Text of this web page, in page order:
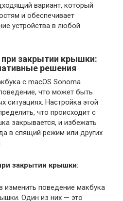
вариант, который
и обеспечивает
устройства в любой
закрытии крышки:
решения
с macOS Sonoma
что может быть
ситуациях. Настройка этой
что происходит с
закрывается, и избежать
в спящий режим или других
закрытии крышки:
изменить поведение макбука
Один из них — это